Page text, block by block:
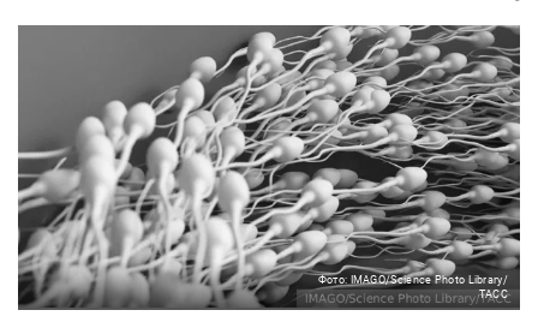
Фото: IMAGO/Science Photo Library/
ТАСС